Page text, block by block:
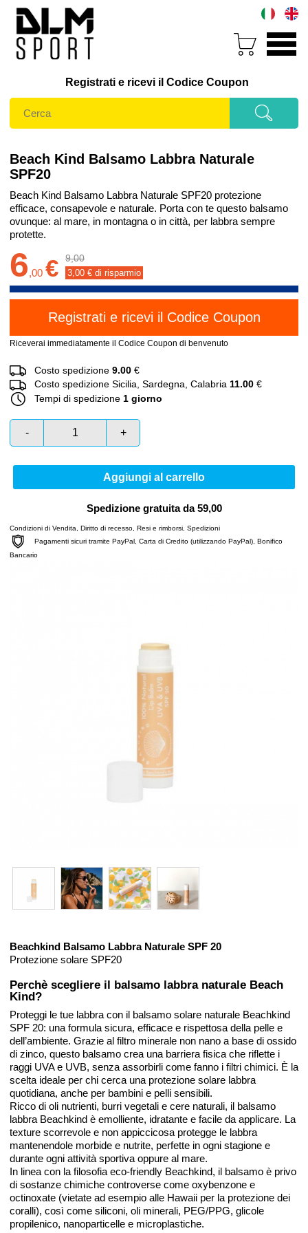
Registrati e ricevi il Codice Coupon
Beach Kind Balsamo Labbra Naturale
SPF20
Beach Kind Balsamo Labbra Naturale SPF20 protezione
efficace, consapevole e naturale. Porta con te questo balsamo
ovunque: al mare, in montagna o in città, per labbra sempre
protette.
6,00 € 9,00
3,00 € di risparmio
Riceverai immediatamente il Codice Coupon di benvenuto
Costo spedizione 9.00 €
Costo spedizione Sicilia, Sardegna, Calabria 11.00 €
Tempi di spedizione 1 giorno
- +
Aggiungi al carrello
Spedizione gratuita da 59,00
Condizioni di Vendita Diritto di recesso Resi e rimborsi Spedizioni
Pagamenti sicuri tramite PayPal, Carta di Credito (utilizzando PayPal), Bonifico
Bancario
Beachkind Balsamo Labbra Naturale SPF 20
Protezione solare SPF20
Perchè scegliere il balsamo labbra naturale Beach
Kind?
Proteggi le tue labbra con il balsamo solare naturale Beachkind
SPF 20: una formula sicura, efficace e rispettosa della pelle e
dell’ambiente. Grazie al filtro minerale non nano a base di ossido
di zinco, questo balsamo crea una barriera fisica che riflette i
raggi UVA e UVB, senza assorbirli come fanno i filtri chimici. È la
scelta ideale per chi cerca una protezione solare labbra
quotidiana, anche per bambini e pelli sensibili.
Ricco di oli nutrienti, burri vegetali e cere naturali, il balsamo
labbra Beachkind è emolliente, idratante e facile da applicare. La
texture scorrevole e non appiccicosa protegge le labbra
mantenendole morbide e nutrite, perfette in ogni stagione e
durante ogni attività sportiva oppure al mare.
In linea con la filosofia eco-friendly Beachkind, il balsamo è privo
di sostanze chimiche controverse come oxybenzone e
octinoxate (vietate ad esempio alle Hawaii per la protezione dei
coralli), così come siliconi, oli minerali, PEG/PPG, glicole
propilenico, nanoparticelle e microplastiche.